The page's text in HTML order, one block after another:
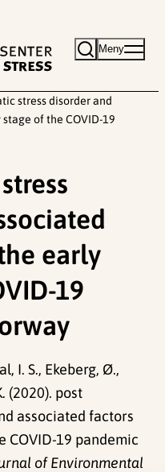
Meny
stress disorder and
of the COVID-19
early
19
I. S., Ekeberg, Ø.,
(2020). post
associated factors
COVID-19 pandemic
of Environmental